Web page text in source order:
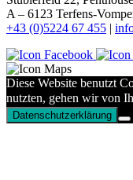
A – 6123 Terfens-
+43 (0)5224 67 455 |
Diese Website benutzt
nutzten, gehen wir von
Datenschutzerklärung